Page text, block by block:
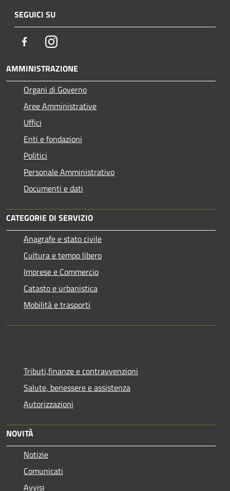
SEGUICI SU
FacebookInstagram
AMMINISTRAZIONE
Organi di Governo
Aree Amministrative
Uffici
Enti e fondazioni
Politici
Personale Amministrativo
Documenti e dati
CATEGORIE DI SERVIZIO
Anagrafe e stato civile
Cultura e tempo libero
Imprese e Commercio
Catasto e urbanistica
Mobilità e trasporti
Tributi,finanze e contravvenzioni
Salute, benessere e assistenza
Autorizzazioni
NOVITÀ
Notizie
Comunicati
Avvisi